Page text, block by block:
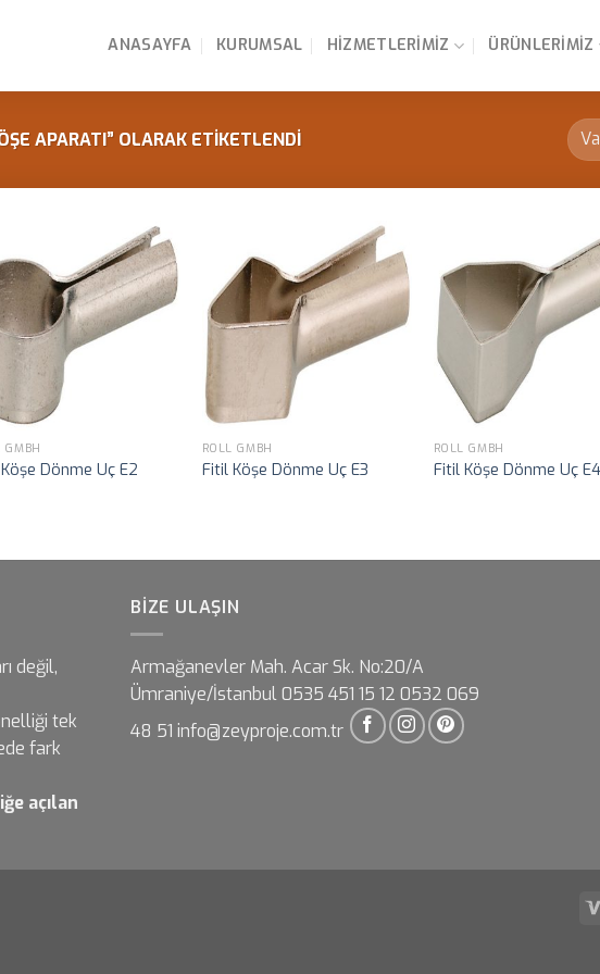
ANASAYFA KURUMSAL HIZMETLERIMIZ ÜRÜNLERIMIZ
APARATI” OLARAK ETIKETLENDI
GMBH
Dönme Uç E2
ROLL GMBH
Fitil Köşe Dönme Uç E3
ROLL GMBH
Fitil Köşe Dönme Uç E4
değil,
tek
fark
açılan
BIZE ULAŞIN
Armağanevler Mah. Acar Sk. No:20/A
Ümraniye/İstanbul 0535 451 15 12 0532 069
48 51 info@zeyproje.com.tr